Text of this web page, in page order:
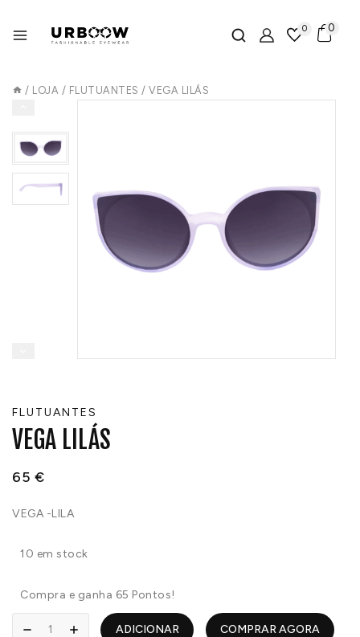
0 0
/ LOJA / FLUTUANTES / VEGA LILÁS
FLUTUANTES
VEGA LILÁS
65 €
VEGA -LILA
10 em stock
Compra e ganha 65 Pontos!
ADICIONAR COMPRAR AGORA